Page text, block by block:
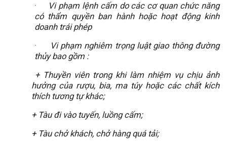
·
Vi phạm lệnh cấm do các cơ quan chức năng
có thẩm quyền ban hành hoặc hoạt động kinh
doanh trái phép
·
Vi phạm nghiêm trọng luật giao thông đường
thủy bao gồm :
+ Thuyền viên trong khi làm nhiệm vụ chịu ảnh
hưởng của rượu, bia, ma túy hoặc các chất kích
thích tương tự khác;
+ Tàu đi vào tuyến, luồng cấm;
+ Tàu chở khách, chở hàng quá tải;